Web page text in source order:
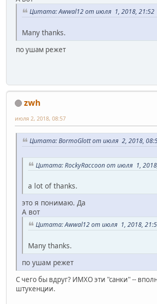
Цитата: Awwal12 от июля 1, 2018, 21:52
Many thanks.
по ушам режет
zwh
июля 2, 2018, 08:57
Цитата: BormoGlott от июля 2, 2018,
Цитата: RockyRaccoon от июля 1,
a lot of thanks.
это я понимаю. Да
А вот
Цитата: Awwal12 от июля 1, 2018,
Many thanks.
по ушам режет
С чего бы вдруг? ИМХО эти "санки" --
штукенции.